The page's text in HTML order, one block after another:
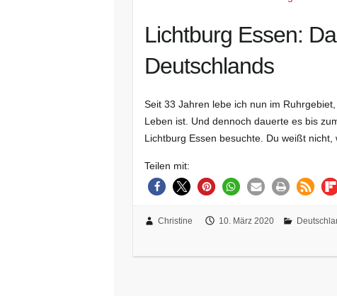
Lichtburg Essen:
Deutschlands
Seit 33 Jahren lebe ich nun im
Leben ist. Und dennoch dauerte es bis
Lichtburg Essen besuchte. Du weißt nicht,
Teilen mit:
Christine 10. März 2020